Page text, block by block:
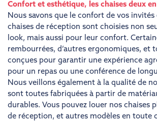
Confort et esthétique, les chaises deux
Nous savons que le confort de vos invités
chaises de réception sont choisies non
look, mais aussi pour leur confort.
rembourrées, d’autres ergonomiques, et
conçues pour garantir une expérience
pour un repas ou une conférence de
Nous veillons également à la qualité de
sont toutes fabriquées à partir de
durables. Vous pouvez louer nos chaises
de réception, et autres modèles en toute